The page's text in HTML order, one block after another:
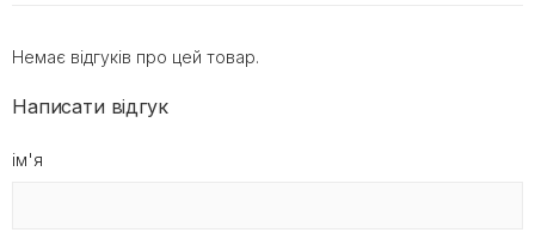
Немає відгуків про цей товар.
Написати відгук
ім'я